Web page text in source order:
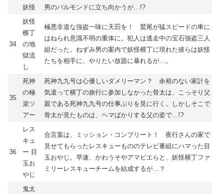
妖怪
男のバルモンドに立ち向かうが…!?
34
妖怪
横丁
の地
獄流
し
極悪非道な強盗一味に天罰を！ 鷲尾が猛スピードの車に
はねられ意識不明の重体に。犯人は逃走中の宝石強盗三人
組だった。ねずみ男の案内で妖怪横丁に現れた彼らは妖怪
たちを相手に、やりたい放題に暴れるが…。
35
死神
の極
楽ツ
アー
死神九九号は心優しいダメリーマン？ 余裕のない家計を
気遣って横丁の旅行に参加しなかった骨太は、こっそり父
親である死神九九号の仕事ぶりを見に行く。しかしそこで
骨太が見たものは、ヘマばかりする父の姿で…!?
36
レス
キュ
ー 目
玉お
やじ
合言葉は、ミッション・コンプリート！ 夜行さんの家で
見せてもらったレスキューもののテレビ番組にハマった目
玉おやじ。早速、かわうそやアマビエらと、妖怪横丁ファ
ミリーレスキューチームを結成するが…？
鬼太